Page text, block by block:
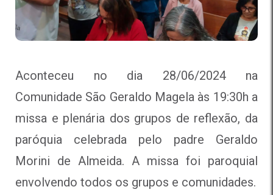
Aconteceu no dia 28/06/2024 na
Comunidade São Geraldo Magela às 19:30h a
missa e plenária dos grupos de reflexão, da
paróquia celebrada pelo padre Geraldo
Morini de Almeida. A missa foi paroquial
envolvendo todos os grupos e comunidades.